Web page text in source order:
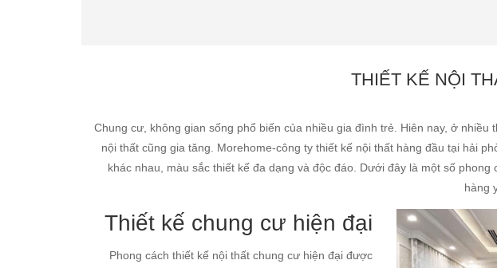
THIẾT KẾ NỘI
Chung cư, không gian sống phổ biến của nhiều gia đình trẻ. Hiên nay, ở
nội thất cũng gia tăng. Morehome-công ty thiết kế nội thất hàng đầu tại hải
khác nhau, màu sắc thiết kế đa dạng và độc đáo. Dưới đây là một số
hàng
Thiết kế chung cư hiện đại
Phong cách thiết kế nội thất chung cư hiện đại được